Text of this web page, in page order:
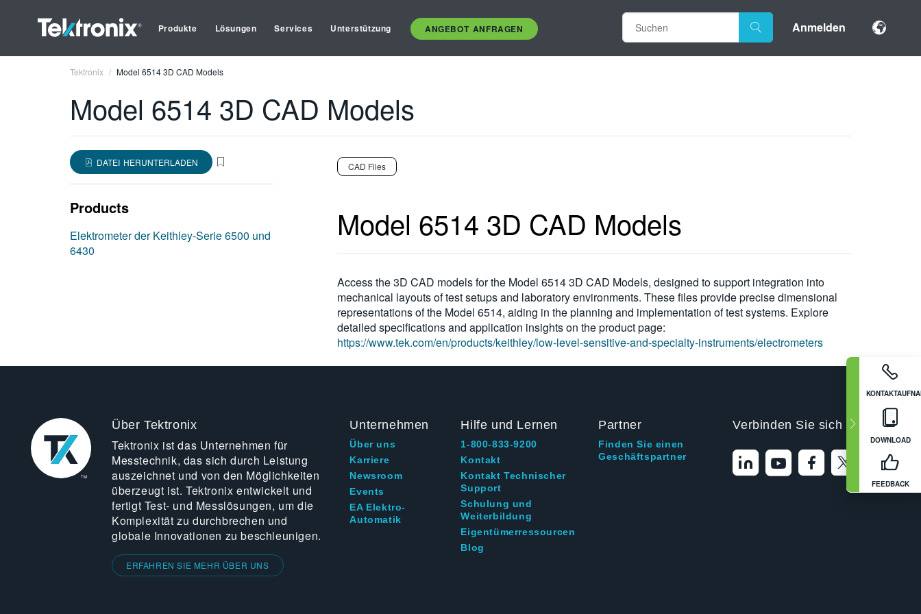
Produkte Lösungen Services Unterstützung ANGEBOT ANFRAGEN Anmelden
DOWNLOAD
FEEDBACK
Tektronix Model 6514 3D CAD Models
Model 6514 3D CAD Models
DATEI HERUNTERLADEN
Products
Elektrometer der Keithley-Serie 6500 und
6430
CAD Files
Model 6514 3D CAD Models
Access the 3D CAD models for the Model 6514 3D CAD Models, designed to support integration into
mechanical layouts of test setups and laboratory environments. These files provide precise dimensional
representations of the Model 6514, aiding in the planning and implementation of test systems. Explore
detailed specifications and application insights on the product page:
https://www.tek.com/en/products/keithley/low-level-sensitive-and-specialty-instruments/electrometers
Über Tektronix
Tektronix ist das Unternehmen für
Messtechnik, das sich durch Leistung
auszeichnet und von den Möglichkeiten
überzeugt ist. Tektronix entwickelt und
fertigt Test- und Messlösungen, um die
Komplexität zu durchbrechen und
globale Innovationen zu beschleunigen.
ERFAHREN SIE MEHR ÜBER UNS
Unternehmen
Über uns
Karriere
Newsroom
Events
EA Elektro-
Automatik
Hilfe und Lernen
1-800-833-9200
Kontakt
Kontakt Technischer
Support
Schulung und
Weiterbildung
Eigentümerressourcen
Blog
Partner
Finden Sie einen
Geschäftspartner
Verbinden Sie sich mit uns